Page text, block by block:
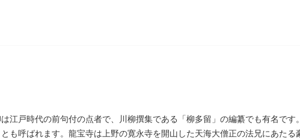
江戸時代の前句付の点者で、川柳撰集である「柳多留」の編纂でも有名です
も呼ばれます。龍宝寺は上野の寛永寺を開山した天海大僧正の法兄にあたる